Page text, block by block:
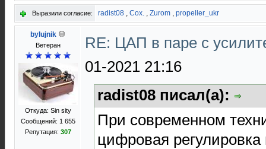
Выразили согласие: radist08 , Cox. , Zurom , propeller_ukr
bylujnik
Ветеран
Откуда: Sin sity
Сообщений: 1 655
Репутация: 307
RE: ЦАП в паре с
01-2021 21:16
radist08 писал(а):
При современном
цифровая регулировка